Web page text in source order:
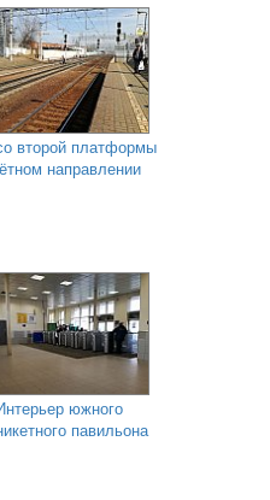
второй платформы
направлении
южного
павильона